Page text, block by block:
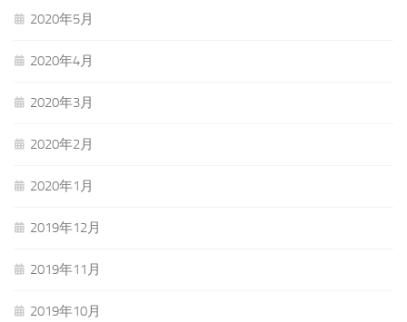
2020年5月
2020年4月
2020年3月
2020年2月
2020年1月
2019年12月
2019年11月
2019年10月